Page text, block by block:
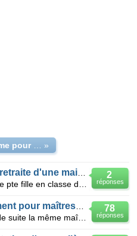
»
2
réponses
78
réponses